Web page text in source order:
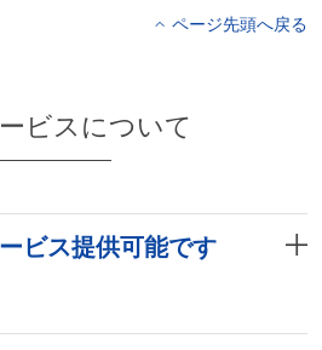
ページ先頭へ戻る
ビスについて
ビス提供可能です